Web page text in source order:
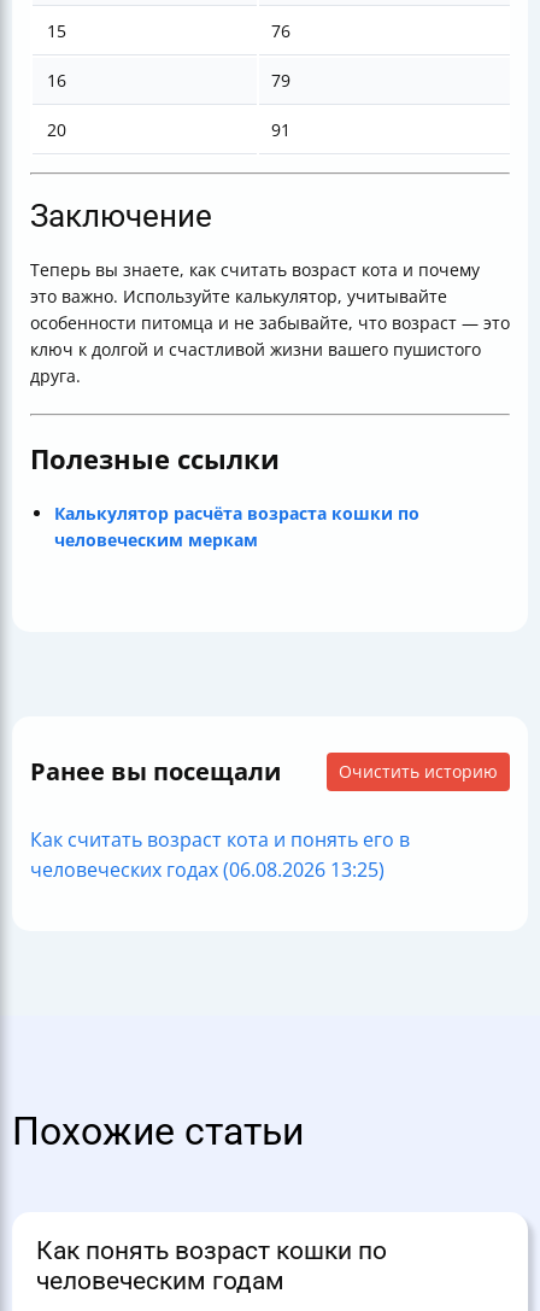
15 76
16 79
20 91
Заключение
Теперь вы знаете, как считать возраст кота и почему
это важно. Используйте калькулятор, учитывайте
особенности питомца и не забывайте, что возраст — это
ключ к долгой и счастливой жизни вашего пушистого
друга.
Полезные ссылки
Калькулятор расчёта возраста кошки по
человеческим меркам
Ранее вы посещали Очистить историю
Как считать возраст кота и понять его в
человеческих годах (06.08.2026 13:25)
Похожие статьи
Как понять возраст кошки по
человеческим годам